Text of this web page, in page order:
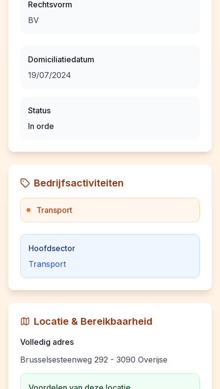
Rechtsvorm
BV
Domiciliatiedatum
19/07/2024
Status
In orde
Bedrijfsactiviteiten
Transport
Hoofdsector
Transport
Locatie & Bereikbaarheid
Volledig adres
Brusselsesteenweg 292 - 3090 Overijse